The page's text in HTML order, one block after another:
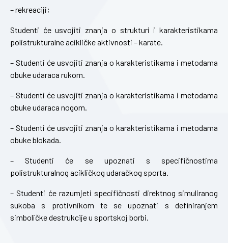
– rekreaciji;
Studenti će usvojiti znanja o strukturi i karakteristikama
polistrukturalne acikličke aktivnosti – karate.
– Studenti će usvojiti znanja o karakteristikama i metodama
obuke udaraca rukom.
– Studenti će usvojiti znanja o karakteristikama i metodama
obuke udaraca nogom.
– Studenti će usvojiti znanja o karakteristikama i metodama
obuke blokada.
– Studenti će se upoznati s specifičnostima
polistrukturalnog acikličkog udaračkog sporta.
– Studenti će razumjeti specifičnosti direktnog simuliranog
sukoba s protivnikom te se upoznati s definiranjem
simboličke destrukcije u sportskoj borbi.